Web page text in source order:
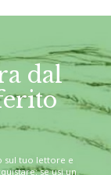
dal
sul tuo lettore e
se usi un